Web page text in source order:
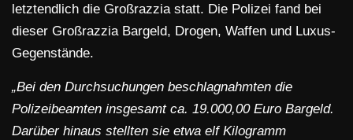
letztendlich die Großrazzia statt. Die Polizei fand bei
dieser Großrazzia Bargeld, Drogen, Waffen und Luxus-
Gegenstände.
„Bei den Durchsuchungen beschlagnahmten die
Polizeibeamten insgesamt ca. 19.000,00 Euro Bargeld.
Darüber hinaus stellten sie etwa elf Kilogramm